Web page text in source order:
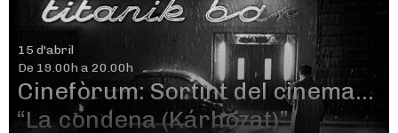
15 d'abril
De 19.00h a 20.00h
Cinefòrum: Sortint del cinema…
“La condena (Kárhozat)”